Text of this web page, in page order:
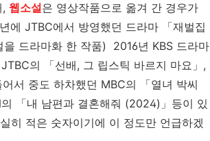
웹소설은 영상작품으로 옮겨 간 경우가
에 JTBC에서 방영했던 드라마 「재벌집
드라마화 한 작품) 2016년 KBS 드라마
의 「선배, 그 립스틱 바르지 마요」,
서 중도 하차했던 MBC의 「열녀 박씨
「내 남편과 결혼해줘 (2024)」등이 있
히 적은 숫자이기에 이 정도만 언급하겠